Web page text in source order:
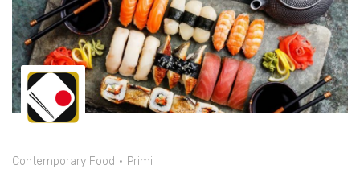
Contemporary Food
Primi